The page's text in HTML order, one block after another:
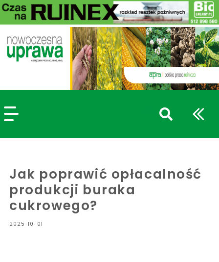
Jak poprawić opłacalność
produkcji buraka
cukrowego?
2025-10-01